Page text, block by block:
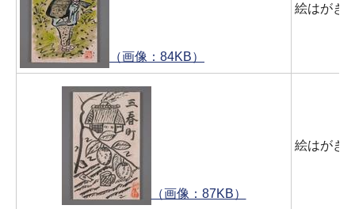
（画像：84KB）
絵はがき
（画像：87KB）
絵はがき